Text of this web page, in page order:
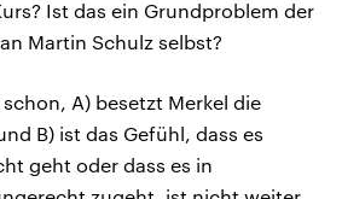
Ist das ein Grundproblem der
Martin Schulz selbst?
A) besetzt Merkel die
B) ist das Gefühl, dass es
geht oder dass es in